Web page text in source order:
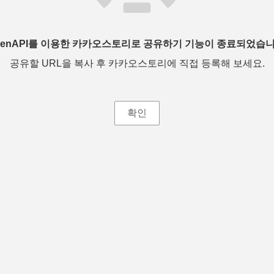
를 이용한 카카오스토리로 공유하기 기능이 종료되었습
공유할 URL을 복사 후 카카오스토리에 직접 등록해 보세요.
확인